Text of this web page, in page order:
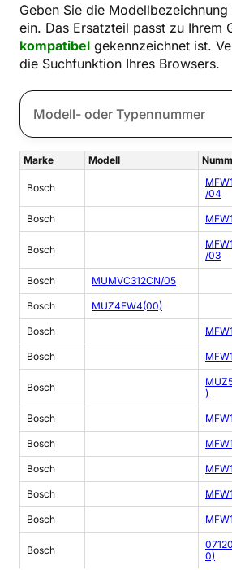
Geben Sie die
ein. Das Ersatzteil passt zu Ihrem
kompatibel gekennzeichnet ist.
die Suchfunktion Ihres Browsers.
Marke Modell
Bosch
/04
Bosch
Bosch
/03
Bosch MUMVC312CN/05
Bosch MUZ4FW4(00)
Bosch
Bosch
Bosch
)
Bosch
Bosch
Bosch
Bosch
Bosch
Bosch
0)